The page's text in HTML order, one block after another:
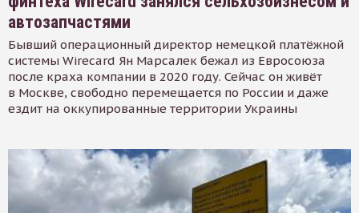
автозапчастями
Бывший операционный директор немецкой платёжной
системы Wirecard Ян Марсалек бежал из Евросоюза
после краха компании в 2020 году. Сейчас он живёт
в Москве, свободно перемещается по России и даже
ездит на оккупированные территории Украины